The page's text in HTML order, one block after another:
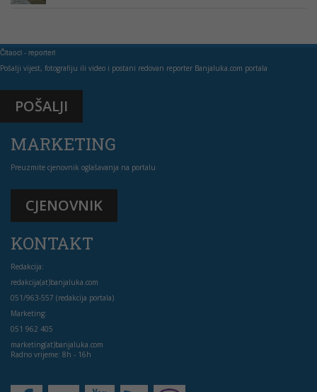
Čitaoci - reporteri
Pošalji vijest, fotografiju ili video i postani redovan reporter Banjaluka.com portala
POŠALJI
MARKETING
Preuzmite cjenovnik oglašavanja na portalu
CJENOVNIK
KONTAKT
Redakcija:
redakcija(at)banjaluka.com
051/963-557 (redakcija portala)
Marketing:
051 962 405
marketing(at)banjaluka.com
Radno vrijeme: 8h - 16h